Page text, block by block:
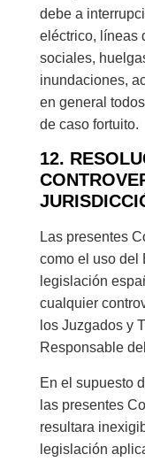
debe a
eléctrico, líneas
sociales,
inundaciones,
en general
de caso fortuito.
12.
Las presentes
como el uso del
legislación
cualquier
los Juzgados y
Responsable
En el supuesto
las presentes
resultara
legislación